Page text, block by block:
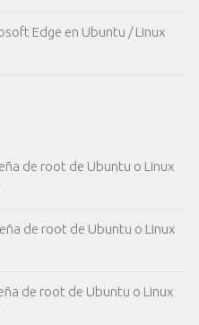
Edge en Ubuntu / Linux
de root de Ubuntu o Linux
de root de Ubuntu o Linux
de root de Ubuntu o Linux